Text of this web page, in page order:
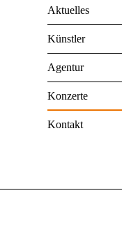
Aktuelles
Künstler
Agentur
Konzerte
Kontakt